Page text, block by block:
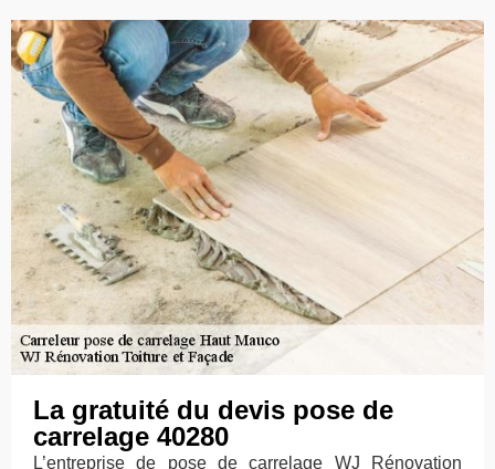
La gratuité du devis pose de
carrelage 40280
L’entreprise de pose de carrelage WJ Rénovation